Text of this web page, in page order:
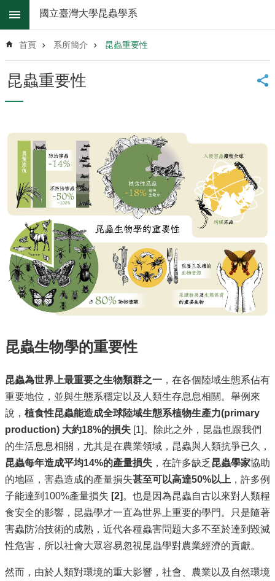
跳到主要內容區塊
階
尋
系
所
介
系
辦
法
系
所
研
究
果
學
生
專
區
未
來
路
招
專
國立臺灣大學昆蟲學系
首頁 系所簡介 昆蟲重要性
昆蟲重要性
昆蟲生物學的重要性
昆蟲為世界上最重要之生物類群之一 ，在各個陸域生態系佔有
重要地位，並與生態系穩定以及人類生存息息相關。舉例來
說， 植食性昆蟲能造成全球陸域生態系植物生產力(primary
production) 大約18%的損失 [1]。除此之外，昆蟲也跟我們
的生活息息相關，尤其是在農業領域，昆蟲與人類抗爭已久，
昆蟲每年造成平均14%的產量損失 ，在許多缺乏 昆蟲學家協助
的地區，害蟲造成的產量損失甚至可以高達50%以上 ，許多例
子能達到100%產量損失 [2] 。也是因為昆蟲自古以來對人類糧
食安全的影響，昆蟲學才一直為世界上重要的學門。只是隨著
害蟲防治技術的成熟，近代各種蟲害問題大多不至於達到毀滅
性危害，所以社會大眾容易忽視昆蟲學對農業經濟的貢獻。
然而，由於人類對環境的重大影響，社會、農業以及自然環境